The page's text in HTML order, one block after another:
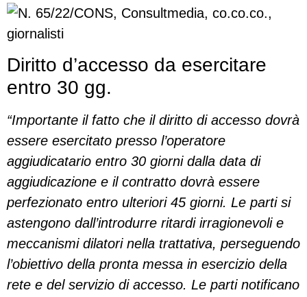
Diritto d’accesso da esercitare
entro 30 gg.
“Importante il fatto che il diritto di accesso dovrà
essere esercitato presso l’operatore
aggiudicatario entro 30 giorni dalla data di
aggiudicazione e il contratto dovrà essere
perfezionato entro ulteriori 45 giorni. Le parti si
astengono dall’introdurre ritardi irragionevoli e
meccanismi dilatori nella trattativa, perseguendo
l’obiettivo della pronta messa in esercizio della
rete e del servizio di accesso. Le parti notificano